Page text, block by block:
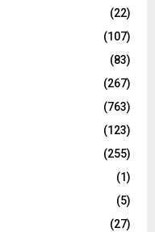
(22)
(107)
(83)
(267)
(763)
(123)
(255)
(1)
(5)
(27)